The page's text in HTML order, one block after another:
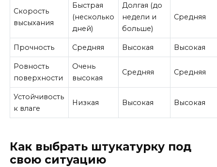
Скорость
высыхания
Быстрая
(несколько
дней)
Долгая (до
недели и
больше)
Средняя
Прочность Средняя Высокая Высокая
Ровность
поверхности
Очень
высокая
Средняя Средняя
Устойчивость
к влаге
Низкая Высокая Высокая
Как выбрать штукатурку под
свою ситуацию